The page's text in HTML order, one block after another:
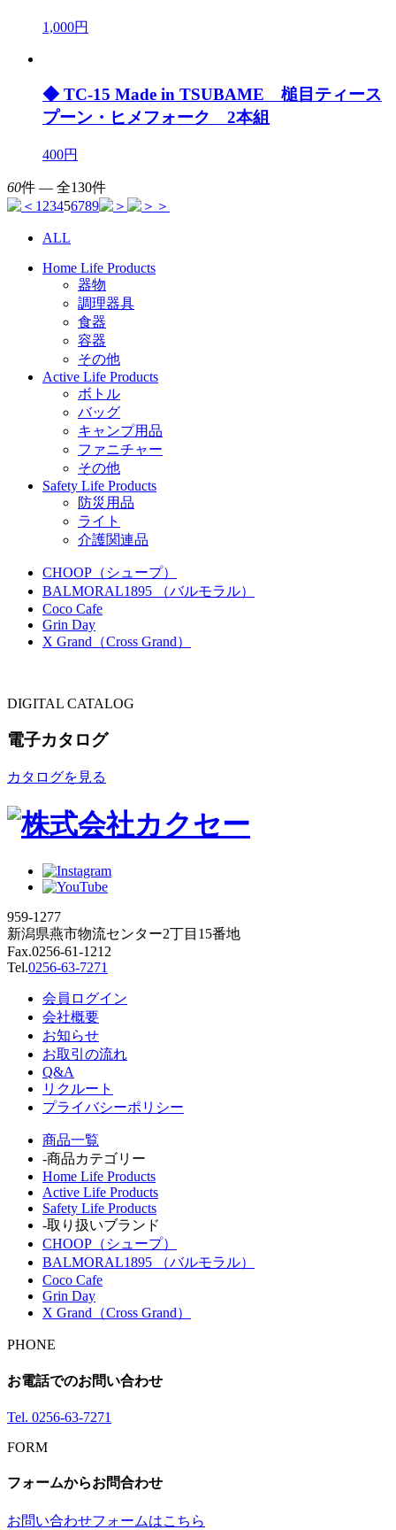
1,000円
◆ TC-15 Made in TSUBAME 槌目ティース
プーン・ヒメフォーク 2本組
400円
60件 ― 全130件
1 23456789
ALL
Home Life Products
器物
調理器具
食器
容器
その他
Active Life Products
ボトル
バッグ
キャンプ用品
ファニチャー
その他
Safety Life Products
防災用品
ライト
介護関連品
CHOOP（シュープ）
BALMORAL1895 （バルモラル）
Coco Cafe
Grin Day
X Grand（Cross Grand）
DIGITAL CATALOG
電子カタログ
カタログを見る
959-1277
新潟県燕市物流センター2丁目15番地
Fax.0256-61-1212
Tel.0256-63-7271
会員ログイン
会社概要
お知らせ
お取引の流れ
Q&A
リクルート
プライバシーポリシー
商品一覧
-商品カテゴリー
Home Life Products
Active Life Products
Safety Life Products
-取り扱いブランド
CHOOP（シュープ）
BALMORAL1895 （バルモラル）
Coco Cafe
Grin Day
X Grand（Cross Grand）
PHONE
お電話でのお問い合わせ
Tel. 0256-63-7271
FORM
フォームからお問合わせ
お問い合わせフォームはこちら